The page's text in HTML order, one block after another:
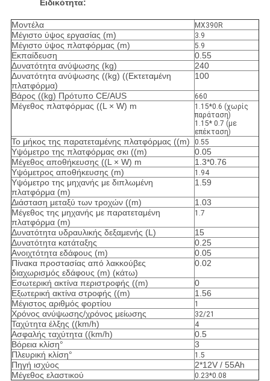
Ειδικότητα:
Μοντέλα MX390R
Μέγιστο ύψος εργασίας (m) 3.9
Μέγιστο ύψος πλατφόρμας (m) 5.9
Εκπαίδευση
0.55
Δυνατότητα ανύψωσης (kg)
240
Δυνατότητα ανύψωσης ((kg) ((Εκτεταμένη
πλατφόρμα)
100
Βάρος ((kg) Πρότυπο CE/AUS 660
Μέγεθος πλατφόρμας ((L × W) m
1.15*0.6 (χωρίς
παράταση)
1.15* 0.7 (με
επέκταση)
Το μήκος της παρατεταμένης πλατφόρμας ((m) 0.55
Υψόμετρο της πλατφόρμας σκι ((m)
0.05
Μέγεθος αποθήκευσης ((L × W) m
1.3*0.76
Υψόμετρος αποθήκευσης (m)
1.94
Υψόμετρο της μηχανής με διπλωμένη
πλατφόρμα (m)
1.59
Διάσταση μεταξύ των τροχών ((m)
1.03
Μέγεθος της μηχανής με παρατεταμένη
πλατφόρμα (m)
1.7
Δυνατότητα υδραυλικής δεξαμενής (L)
15
Δυνατότητα κατάταξης
0.25
Ανοιχτότητα εδάφους (m)
0.05
Πίνακα προστασίας από λακκούβες
διαχωρισμός εδάφους (m) (κάτω)
0.02
Εσωτερική ακτίνα περιστροφής ((m)
0
Εξωτερική ακτίνα στροφής ((m)
1.56
Μέγιστος αριθμός φορτίου
1
Χρόνος ανύψωσης/χρόνος μείωσης 32/21
Ταχύτητα έλξης ((km/h) 4
Ασφαλής ταχύτητα ((km/h)
0.5
Βόρεια κλίση°
3
Πλευρική κλίση°
1.5
Πηγή ισχύος
2*12V / 55Ah
Μέγεθος ελαστικού
0.23*0.08